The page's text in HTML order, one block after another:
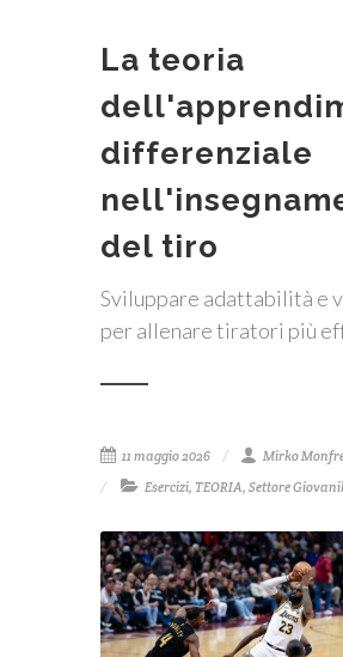
La teoria
differenziale
del tiro
Sviluppare adattabilità e
per allenare tiratori più
11 maggio 2026
Mirko
Esercizi, TEORIA, Settore